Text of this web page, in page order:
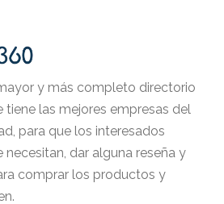
y más completo directorio
tiene las mejores empresas del
para que los interesados
dar alguna reseña y
comprar los productos y